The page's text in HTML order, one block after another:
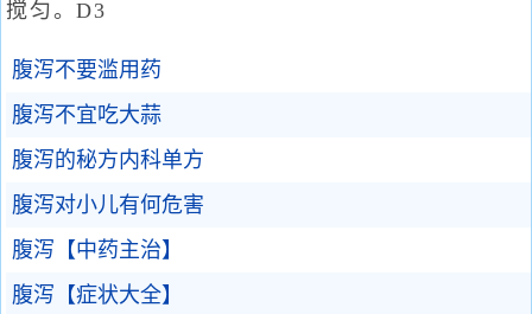
搅匀。D3
腹泻不要滥用药
腹泻不宜吃大蒜
腹泻的秘方内科单方
腹泻对小儿有何危害
腹泻【中药主治】
腹泻【症状大全】